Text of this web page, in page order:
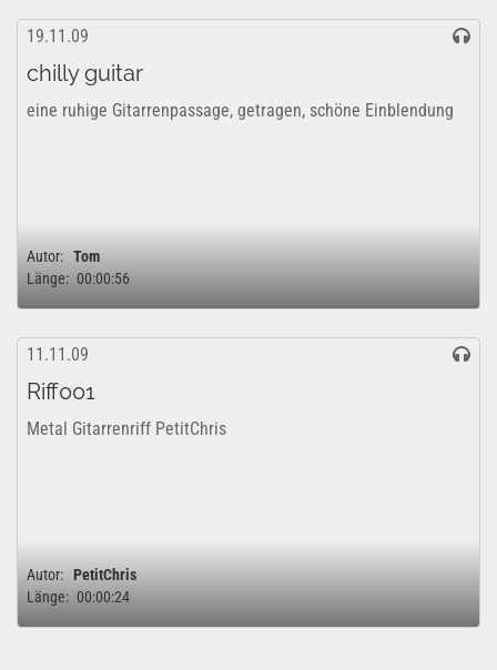
19.11.09
chilly guitar
eine ruhige Gitarrenpassage, getragen, schöne Einblendung
Autor: Tom
Länge: 00:00:56
11.11.09
Riff001
Metal Gitarrenriff PetitChris
Autor: PetitChris
Länge: 00:00:24